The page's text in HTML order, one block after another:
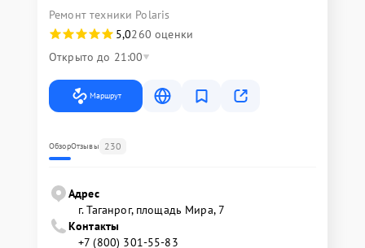
Ремонт техники Polaris
5,0260 оценки
Открыто до 21:00
Маршрут
ОбзорОтзывы 230
Адрес
г. Таганрог, площадь Мира, 7
Контакты
+7 (800) 301-55-83